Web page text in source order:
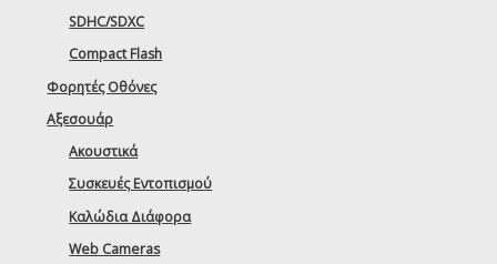
SDHC/SDXC
Compact Flash
Φορητές Οθόνες
Αξεσουάρ
Ακουστικά
Συσκευές Εντοπισμού
Καλώδια Διάφορα
Web Cameras